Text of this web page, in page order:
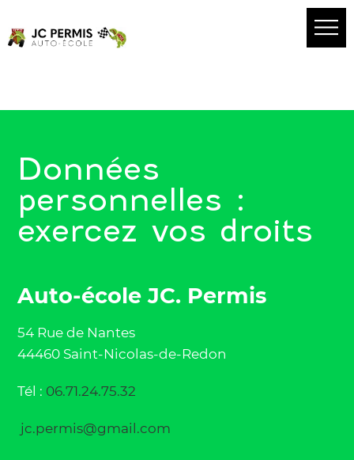
Données
personnelles :
exercez vos droits
Auto-école JC. Permis
54 Rue de Nantes
44460 Saint-Nicolas-de-Redon
Tél : 06.71.24.75.32
jc.permis@gmail.com